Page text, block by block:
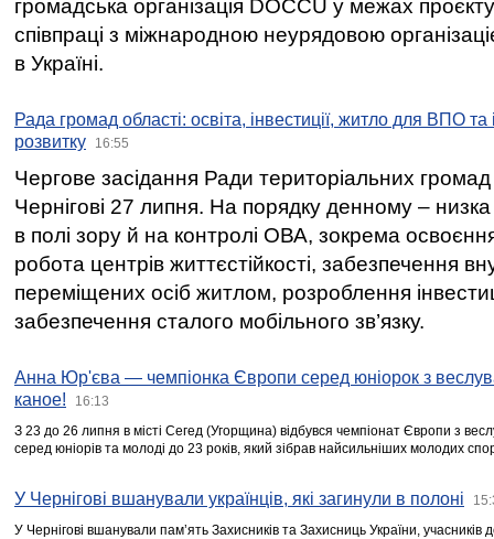
громадська організація DOCCU у межах
співпраці з міжнародною неурядовою
в Україні.
Рада громад області: освіта, інвестиції, житло для ВПО
розвитку
16:55
Чергове засідання Ради територіальних громад
Чернігові 27 липня. На порядку денному –
в полі зору й на контролі ОВА, зокрема освоєння
робота центрів життєстійкості, забезпечення
переміщених осіб житлом, розроблення
забезпечення сталого мобільного зв’язку.
Анна Юр'єва — чемпіонка Європи серед юніорок з
каное!
16:13
З 23 до 26 липня в місті Сегед (Угорщина) відбувся чемпіонат Європи з
серед юніорів та молоді до 23 років, який зібрав найсильніших молодих
У Чернігові вшанували українців, які загинули в полоні
У Чернігові вшанували пам’ять Захисників та Захисниць України,